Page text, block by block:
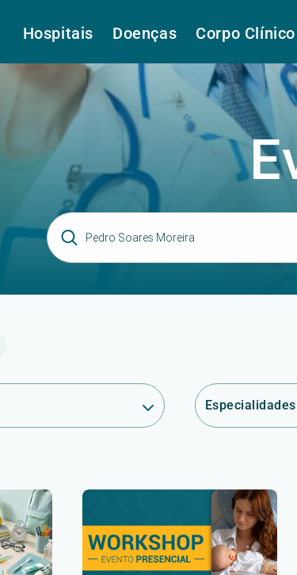
Hospitais Doenças Corpo Clínico
Especialidades